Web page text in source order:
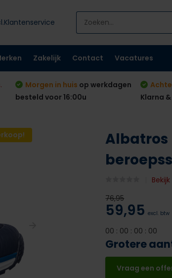
Klantenservice
Zakelijk Contact Vacatures
Morgen in huis op werkdagen
besteld voor 16:00u
Klarna
Albatros
76,95
59,95 excl. btw
00 : 00 : 00 : 00
Grotere
Vraag een